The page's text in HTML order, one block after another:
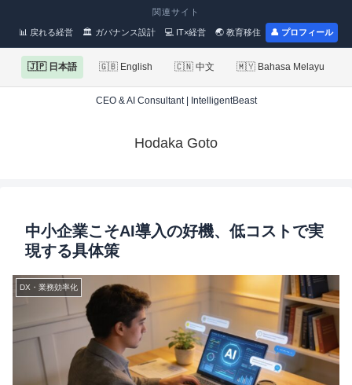
関連サイト
📊 戻れる経営 🏛 ガバナンス設計 💻 IT×経営 🌏 教育移住 👤 プロフィール
🇯🇵 日本語 🇬🇧 English 🇨🇳 中文 🇲🇾 Bahasa Melayu
CEO & AI Consultant | IntelligentBeast
Hodaka Goto
中小企業こそAI導入の好機、低コストで実
現する具体策
DX・業務効率化